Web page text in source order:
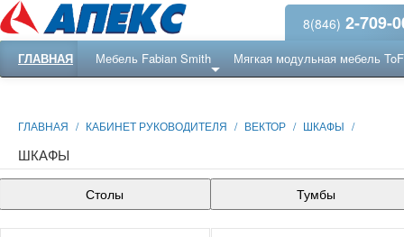
8(846) 2-709-
ГЛАВНАЯ Мебель Fabian Smith Мягкая модульная мебель
ГЛАВНАЯ / КАБИНЕТ РУКОВОДИТЕЛЯ / ВЕКТОР / ШКАФЫ /
ШКАФЫ
Столы Тумбы